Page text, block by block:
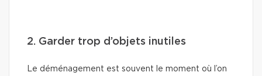
2. Garder trop d’objets inutiles
Le déménagement est souvent le moment où l’on